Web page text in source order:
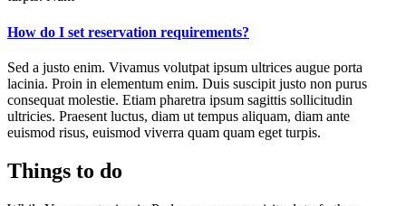
How do I set reservation requirements?
Sed a justo enim. Vivamus volutpat ipsum ultrices augue porta
lacinia. Proin in elementum enim. Duis suscipit justo non purus
consequat molestie. Etiam pharetra ipsum sagittis sollicitudin
ultricies. Praesent luctus, diam ut tempus aliquam, diam ante
euismod risus, euismod viverra quam quam eget turpis.
Things to do